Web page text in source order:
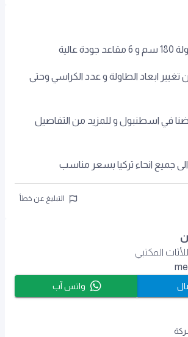
عالية
ابعاد الطاولة و عدد الكراسي وحتى
في اسطنبول و للمزيد من التفاصيل
جميع انحاء تركيا بسعر مناسب
التبليغ عن خطأ
المكتبي
واتس آب